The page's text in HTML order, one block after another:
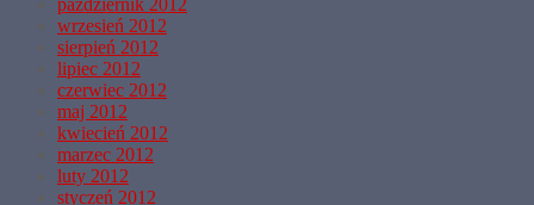
wrzesień 2012
sierpień 2012
lipiec 2012
czerwiec 2012
maj 2012
kwiecień 2012
marzec 2012
luty 2012
styczeń 2012